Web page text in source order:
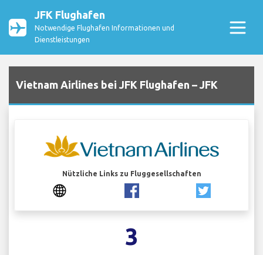
JFK Flughafen
Notwendige Flughafen Informationen und
Dienstleistungen
Vietnam Airlines bei JFK Flughafen – JFK
Nützliche Links zu Fluggesellschaften
3